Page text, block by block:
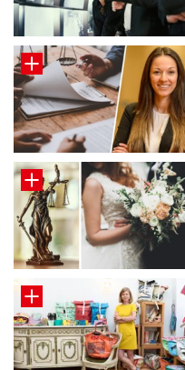
© Krone Multimedia GmbH
Muthgasse 2, 1190 Wien